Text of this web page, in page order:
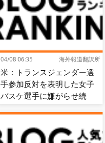
04/08 06:35 海外報道翻訳所
米：トランスジェンダー選
手参加反対を表明した女子
バスケ選手に嫌がらせ続
反応]